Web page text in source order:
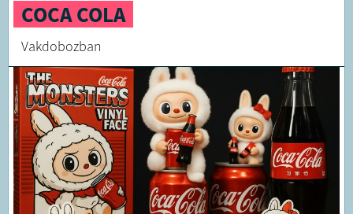
COCA COLA
Vakdobozban